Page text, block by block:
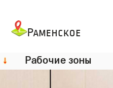
Раменское
↓ Рабочие зоны